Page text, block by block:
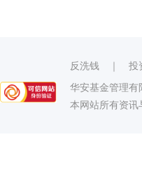
反洗钱 ｜ 投
华安基金管理有
本网站所有资讯